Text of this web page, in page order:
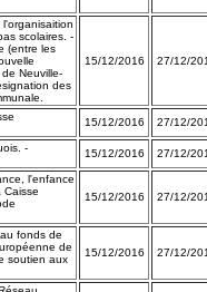
scolaires. -
(entre les
Neuville-
des
15/12/2016 27/12/
15/12/2016 27/12/
-
15/12/2016 27/12/
l'enfance
Caisse
15/12/2016 27/12/
fonds de
de
soutien aux
15/12/2016 27/12/